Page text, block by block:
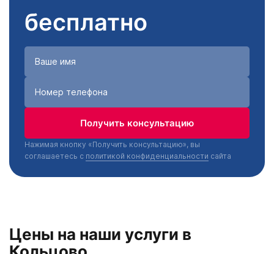
бесплатно
Получить консультацию
Нажимая кнопку «Получить консультацию», вы
соглашаетесь с политикой конфиденциальности сайта
Цены на наши услуги в